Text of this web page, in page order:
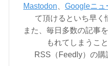
Mastodon
Googleニュ
て頂けるといち早く
また、毎日多数の記事
もれてしまうこ
RSS（Feedly）の購